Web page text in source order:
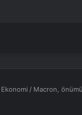
Ekonomi / Macron,